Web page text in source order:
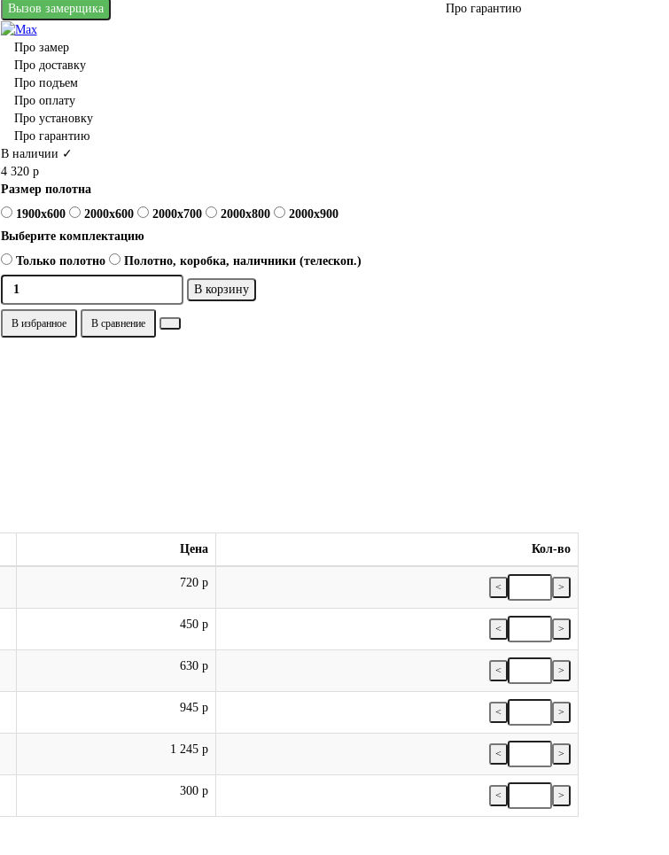
Вызов замерщика
Про замер
Про доставку
Про подъем
Про оплату
Про установку
Про гарантию
В наличии ✓
4 320 р
Размер полотна
1900x600
2000x600 2000x700 2000x800
2000x900
Выберите комплектацию
Только полотно
Полотно, коробка, наличники (телескоп.)
В корзину
В избранное В сравнение
Про гарантию
Цена Кол-во
720 р < >
450 р < >
630 р < >
945 р < >
1 245 р < >
300 р < >